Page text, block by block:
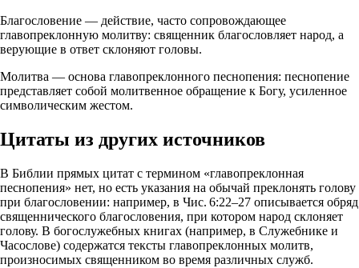
Благословение — действие, часто сопровождающее
главопреклонную молитву: священник благословляет народ, а
верующие в ответ склоняют головы.
Молитва — основа главопреклонного песнопения: песнопение
представляет собой молитвенное обращение к Богу, усиленное
символическим жестом.
Цитаты из других источников
В Библии прямых цитат с термином «главопреклонная
песнопения» нет, но есть указания на обычай преклонять голову
при благословении: например, в Чис. 6:22–27 описывается обряд
священнического благословения, при котором народ склоняет
голову. В богослужебных книгах (например, в Служебнике и
Часослове) содержатся тексты главопреклонных молитв,
произносимых священником во время различных служб.